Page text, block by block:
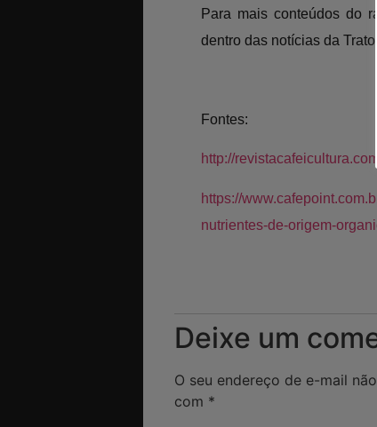
Para mais conteúdos do
dentro das notícias da
Fontes:
http://
https://
nutrientes-de-origem-
Deixe um
O seu endereço de e-mail
com *